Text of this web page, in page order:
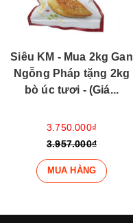
Siêu KM - Mua 2kg Gan
Ngỗng Pháp tặng 2kg
bò úc tươi - (Giá...
3.750.000₫
3.957.000₫
MUA HÀNG